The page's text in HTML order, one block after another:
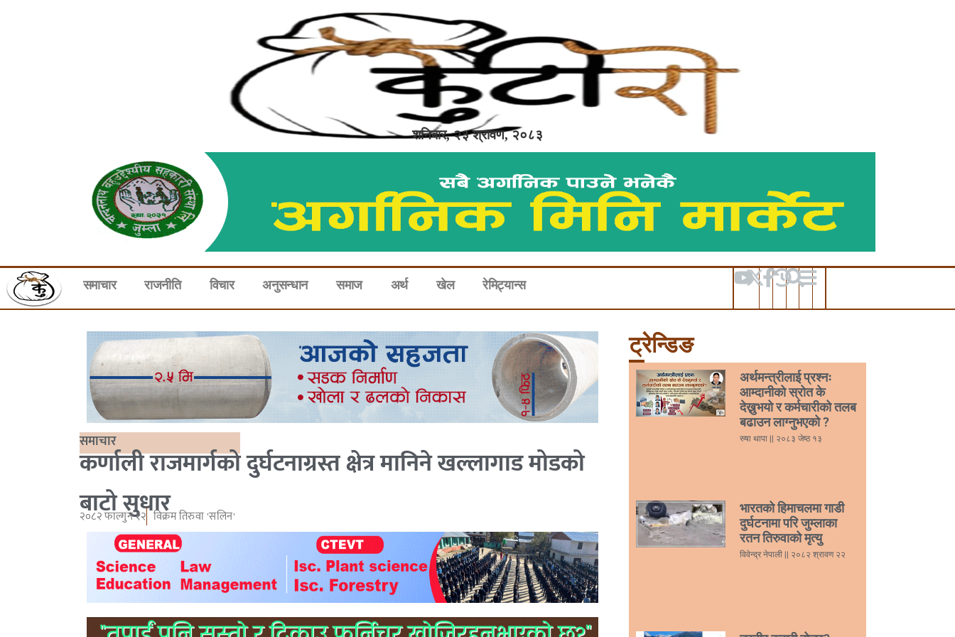
शनिबार, २३ श्रावण, २०८३
समाचार राजनीति विचार अनुसन्धान समाज अर्थ खेल रेमिट्यान्स
समाचार
कर्णाली राजमार्गको दुर्घटनाग्रस्त क्षेत्र मानिने खल्लागाड मोडको
बाटो सुधार
२०८२ फाल्गुन १२ विक्रम तिरुवा 'सलिन'
ट्रेन्डिङ
अर्थमन्त्रीलाई प्रश्नः
आम्दानीको स्रोत के
देख्नुभयो र कर्मचारीको तलब
बढाउन लाग्नुभएको ?
रुषा थापा २०८३ जेष्ठ १३
भारतको हिमाचलमा गाडी
दुर्घटनामा परि जुम्लाका
रतन तिरुवाको मृत्यु
विवेन्द्र नेपाली २०८२ श्रावण २२